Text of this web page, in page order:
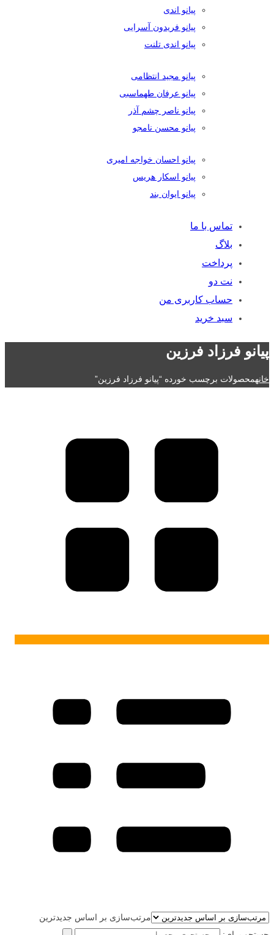
پیانو اندی
پیانو فریدون آسرایی
پیانو اندی تلنت
پیانو مجید انتظامی
پیانو عرفان طهماسبی
پیانو ناصر چشم آذر
پیانو محسن نامجو
پیانو احسان خواجه امیری
پیانو اسکار هریس
پیانو ایوان بند
تماس با ما
بلاگ
پرداخت
نت دو
حساب کاربری من
سبد خرید
پیانو فرزاد فرزین
خانهمحصولات برچسب خورده “پیانو فرزاد فرزین”
مرتب‌سازی بر اساس جدیدترین